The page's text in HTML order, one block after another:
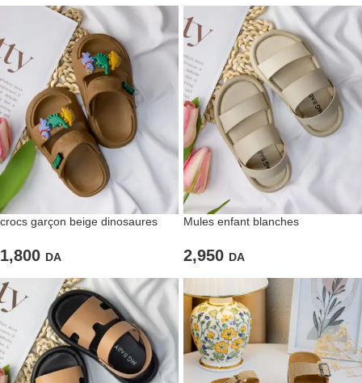
crocs garçon beige dinosaures
1,800 DA
Mules enfant blanches
2,950 DA